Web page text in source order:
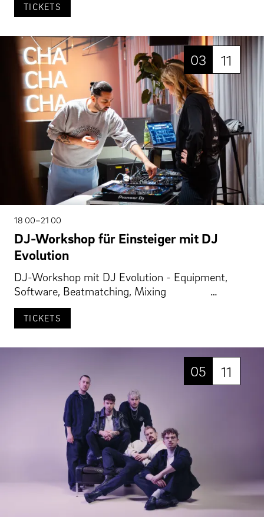
TICKETS
03 11
18 00–21 00
DJ-Workshop für Einsteiger mit DJ
Evolution
DJ-Workshop mit DJ Evolution - Equipment,
Software, Beatmatching, Mixing …
TICKETS
05 11